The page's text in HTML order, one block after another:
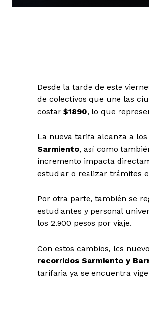
Desde la tarde de este
de colectivos que une las
costar $1890, lo que
La nueva tarifa alcanza a
Sarmiento, así como
incremento impacta
estudiar o realizar trámites
Por otra parte, también se
estudiantes y personal
los 2.900 pesos por viaje.
Con estos cambios, los
recorridos Sarmiento y
tarifaria ya se encuentra